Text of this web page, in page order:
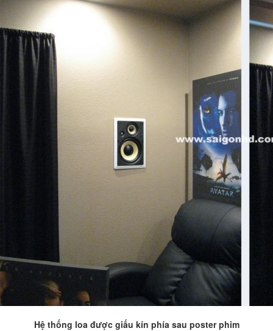
Hệ thống loa được giấu kín phía sau poster phim